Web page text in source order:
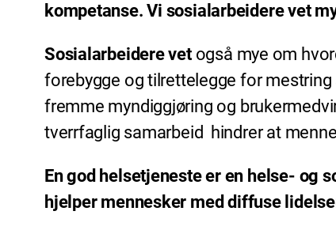
kompetanse. Vi sosialarbeidere vet
Sosialarbeidere vetogså mye om
forebygge og tilrettelegge for
fremme myndiggjøring og
tverrfaglig samarbeid hindrer at
En god helsetjeneste er en helse- og
hjelper mennesker med diffuse